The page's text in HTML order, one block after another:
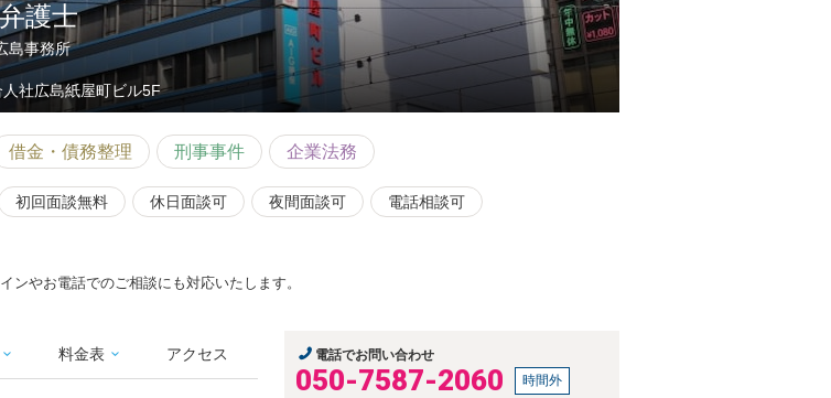
弁護士
島事務所
社広島紙屋町ビル5F
借金・債務整理 刑事事件 企業法務
初回面談無料 休日面談可 夜間面談可 電話相談可
ンやお電話でのご相談にも対応いたします。
料金表 アクセス 電話でお問い合わせ
050-7587-2060 時間外